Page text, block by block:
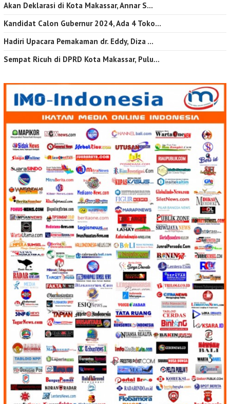
Akan Deklarasi di Kota Makassar, Annar S…
Kandidat Calon Gubernur 2024, Ada 4 Toko…
Hadiri Upacara Pemakaman dr. Eddy, Diza …
Sempat Ricuh di DPRD Kota Makassar, Pulu…